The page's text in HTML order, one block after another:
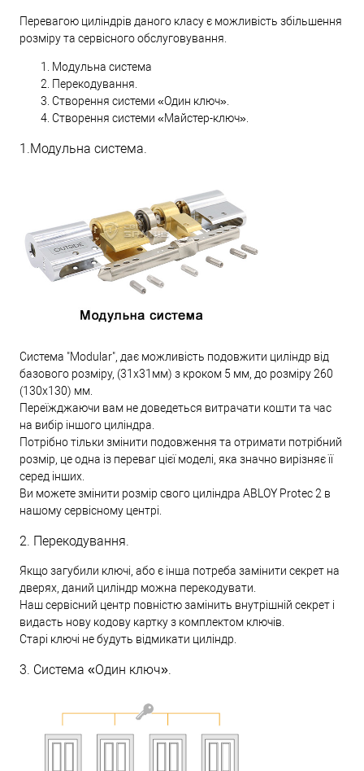
Перевагою циліндрів даного класу є можливість збільшення
розміру та сервісного обслуговування.
Модульна система
Перекодування.
Створення системи «Один ключ».
Створення системи «Майстер-ключ».
1.Модульна система.
Система "Modular", дає можливість подовжити циліндр від
базового розміру, (31х31мм) з кроком 5 мм, до розміру 260
(130х130) мм.
Переїжджаючи вам не доведеться витрачати кошти та час
на вибір іншого циліндра.
Потрібно тільки змінити подовження та отримати потрібний
розмір, це одна із переваг цієї моделі, яка значно вирізняє її
серед інших.
Ви можете змінити розмір свого циліндра ABLOY Protec 2 в
нашому сервісному центрі.
2. Перекодування.
Якщо загубили ключі, або є інша потреба замінити секрет на
дверях, даний циліндр можна перекодувати.
Наш сервісний центр повністю замінить внутрішній секрет і
видасть нову кодову картку з комплектом ключів.
Старі ключі не будуть відмикати циліндр.
3. Система «Один ключ».